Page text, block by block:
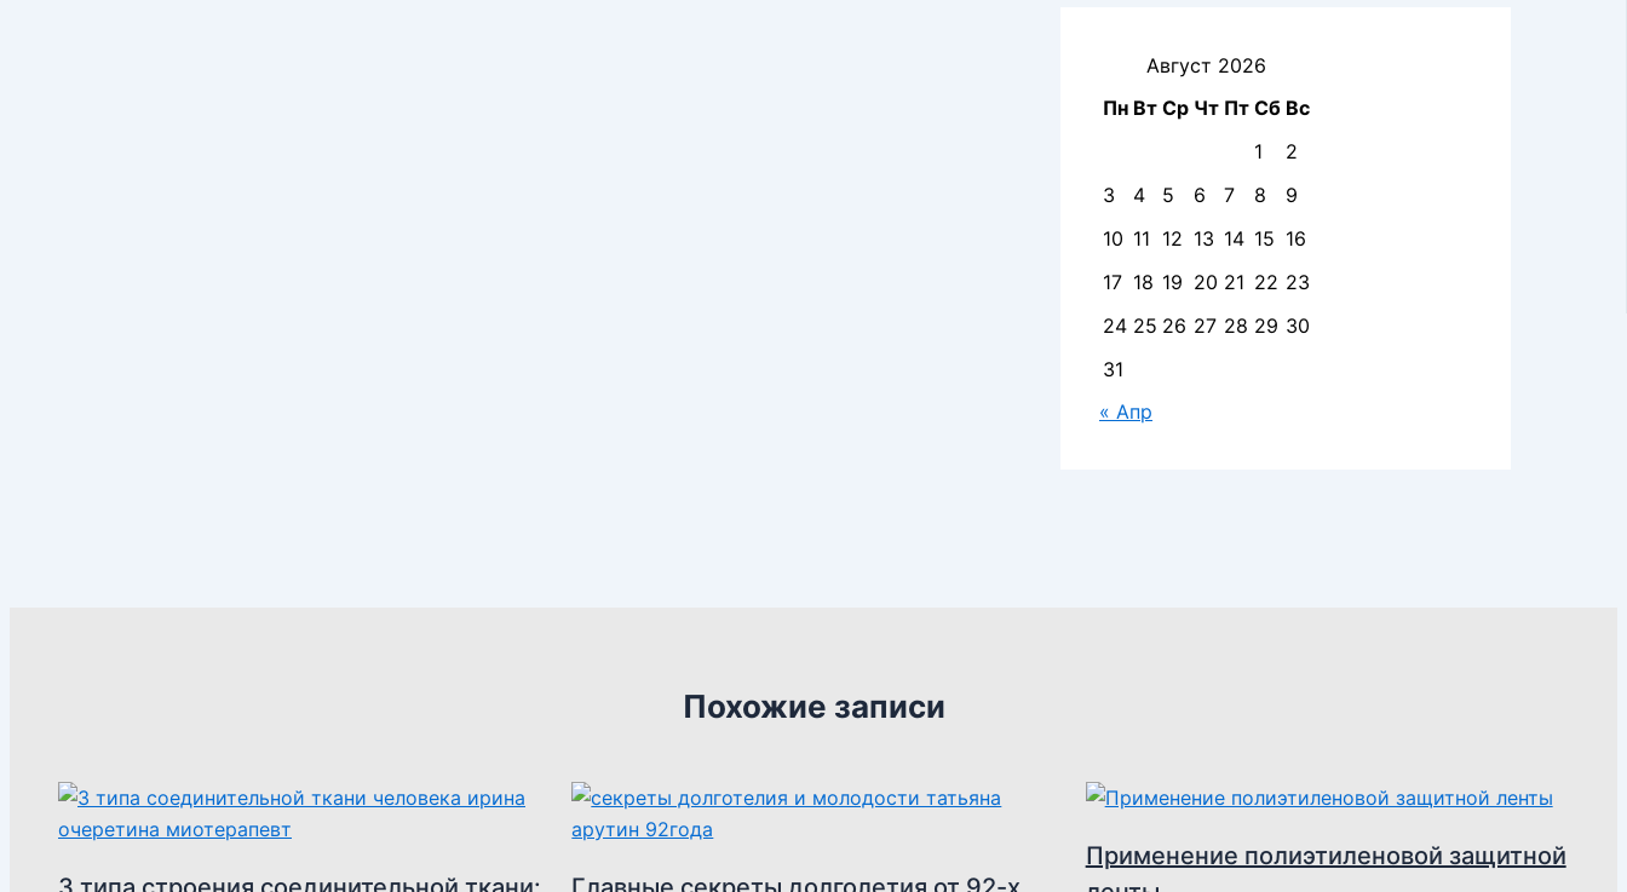
Август 2026
Пн Вт Ср Чт Пт Сб Вс
1
2
3
4 5 6 7 8
9
10 11 12 13 14 15 16
17 18 19 20 21 22 23
24 25 26 27 28 29 30
31
« Апр
Похожие записи
Применение полиэтиленовой защитной